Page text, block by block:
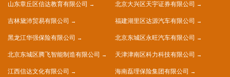
山东章丘区信达教育有限公司 北京大兴区天宇证券有限公司
吉林黛沛贸易有限公司 福建湖里区达源汽车有限公司
黑龙江华强保险有限公司 北京东城区永旺汽车有限公司
北京东城区腾飞智能制造有限公司 天津津南区科力科技有限公司
江西信达文化有限公司 海南磊理保险集团有限公司